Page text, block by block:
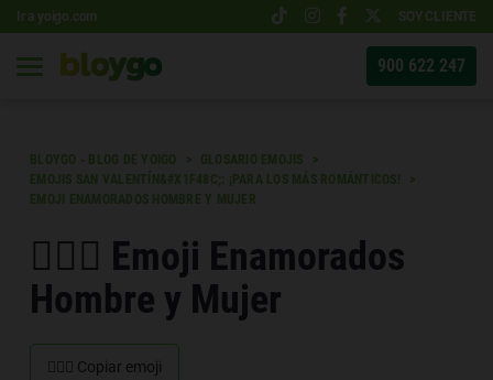
Ir a yoigo.com SOY CLIENTE
900 622 247
BLOYGO - BLOG DE YOIGO
GLOSARIO EMOJIS
EMOJIS SAN VALENTÍN&#X1F48C;: ¡PARA LOS MÁS ROMÁNTICOS!
EMOJI ENAMORADOS HOMBRE Y MUJER
👩‍❤️‍👨 Emoji Enamorados
Hombre y Mujer
👩‍❤️‍👨 Copiar emoji